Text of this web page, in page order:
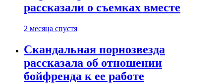
рассказали о съемках вместе
2 месяца спустя
Скандальная порнозвезда
рассказала об отношении
бойфренда к ее работе